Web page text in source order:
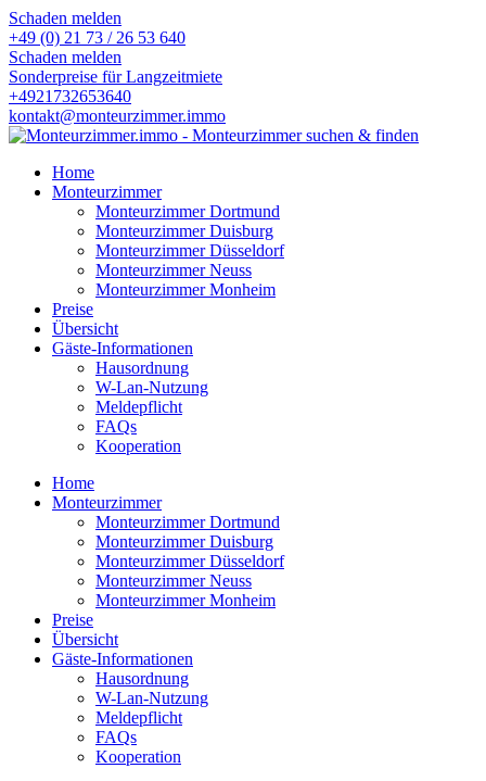
Schaden melden
+49 (0) 21 73 / 26 53 640
Schaden melden
Sonderpreise für Langzeitmiete
+4921732653640
kontakt@monteurzimmer.immo
Home
Monteurzimmer
Monteurzimmer Dortmund
Monteurzimmer Duisburg
Monteurzimmer Düsseldorf
Monteurzimmer Neuss
Monteurzimmer Monheim
Preise
Übersicht
Gäste-Informationen
Hausordnung
W-Lan-Nutzung
Meldepflicht
FAQs
Kooperation
Home
Monteurzimmer
Monteurzimmer Dortmund
Monteurzimmer Duisburg
Monteurzimmer Düsseldorf
Monteurzimmer Neuss
Monteurzimmer Monheim
Preise
Übersicht
Gäste-Informationen
Hausordnung
W-Lan-Nutzung
Meldepflicht
FAQs
Kooperation